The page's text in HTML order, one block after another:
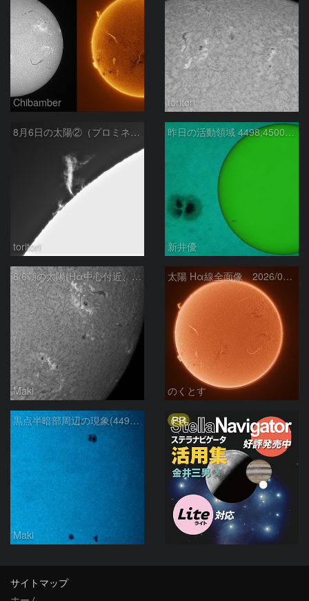
Chibamber toritori
8月6日の太陽②（プロミネン北東縁 ）
toritori
昨日の活動領域 4498,4500：2026/08/05
新井優
8/6朝の太陽(Hα中心付近、4498、4502付近)
Maki
太陽 Hα線全面像 2026/08/06
のくとす
黒点半暗部周辺の現象(4498、4502付近)8/6
Maki
PR
サイトマップ